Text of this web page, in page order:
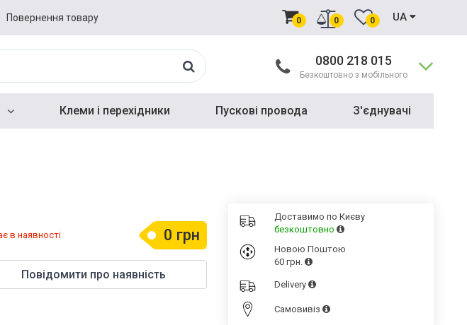
Повернення товару 0 0 0 UA
0800 218 015
Безкоштовно з мобільного
Клеми і перехідники Пускові провода З'єднувачі
0 грн
в наявності
Повідомити про наявність
Доставимо по Києву
безкоштовно
Новою Поштою
60 грн.
Delivery
Cамовивіз